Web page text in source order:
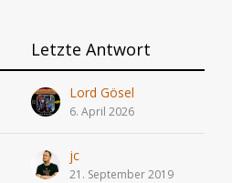
Letzte Antwort
Lord Gösel
6. April 2026
jc
21. September 2019